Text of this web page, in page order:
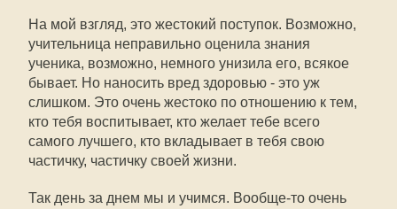
На мой взгляд, это жестокий поступок. Возможно,
учительница неправильно оценила знания
ученика, возможно, немного унизила его, всякое
бывает. Но наносить вред здоровью - это уж
слишком. Это очень жестоко по отношению к тем,
кто тебя воспитывает, кто желает тебе всего
самого лучшего, кто вкладывает в тебя свою
частичку, частичку своей жизни.
Так день за днем мы и учимся. Вообще-то очень